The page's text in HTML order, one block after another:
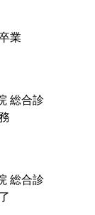
業
総合診
総合診